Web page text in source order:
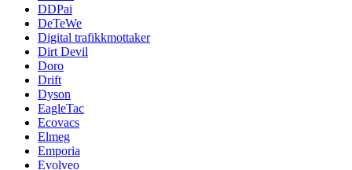
DDPai
DeTeWe
Digital trafikkmottaker
Dirt Devil
Doro
Drift
Dyson
EagleTac
Ecovacs
Elmeg
Emporia
Evolveo